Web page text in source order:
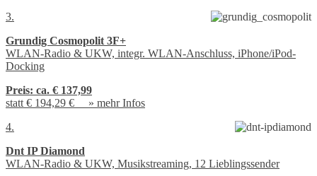
3.
Grundig Cosmopolit 3F+
WLAN-Radio & UKW, integr. WLAN-Anschluss, iPhone/iPod-
Docking
Preis: ca. € 137,99
statt € 194,29 € » mehr Infos
4.
Dnt IP Diamond
WLAN-Radio & UKW, Musikstreaming, 12 Lieblingssender